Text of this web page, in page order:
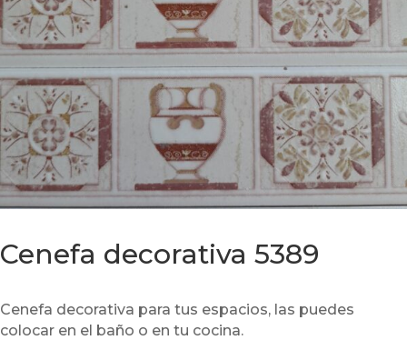
Cenefa decorativa 5389
Cenefa decorativa para tus espacios, las puedes
colocar en el baño o en tu cocina.